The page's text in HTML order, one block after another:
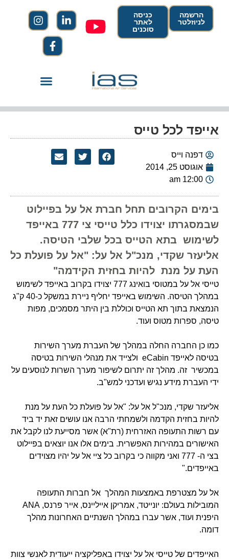
הרשמה
לניוזלטר
כניסה
לאתר
סוכנים
אייפד לכל טייס
דפנה וייס
אוגוסט 25, 2014
12:00 am
בימים הקרובים תחל חברת אל על בפיילוט
שבמסגרתו יצוידו כלל טייסי צי 777 באייפד
לשימוש בתא הטייס בכל שלבי הטיסה.
אליעזר שקדי, מנכ"ל אל על: "אל על פועלת כל
העת על מנת להיות בחזית הקידמה"
טייסי אל על במטוסי בואינג 777 יצוידו בקרוב באייפד לשימוש
במהלך הטיסה. השימוש באייפד יחליף ניירת במשקל כ-40 ק"ג
הנמצאת בתוך תא הטייס וכוללת בין היתר מסמכים, מפות
טיסה, ספרות מטוס ועוד.
כמו כן החברה החלה במהלך של העברת מערך השירות
בטיסה לאייפד eCabin ולצייד את מנהלי השירות בטיסה
במכשיר זה. מהלך זה יתרום לשיפור מערך השרות לנוסעים על
ידי העברת מידע נגיש ועדכני למש"ב.
אליעזר שקדי, מנכ"ל אל על: "אל על פועלת כל העת על מנת
להיות בחזית הקדמה ולשמחתי הרבה אנו עושים זאת יד ביד
עם רשות התעופה האזרחית (רת"א) אשר מסייעת לנו לקבל את
האישורים במהירות האפשרית. בימים אלו אנו יוצאים בפיילוט
בצי ה- 777 ואני מקווה כי בקרוב כל ציי אל על יהיו מצוידים
באייפדים."
אל על מצטרפת באמצעות המהלך אל חברות התעופה
המובילות בעולם: יונייטד, אמריקן אייליינס, אייר פרנס, ANA
היפנית ועוד, אשר עברו במהלך השנתיים האחרונות מהלך
דומה.
האייפדים של טייסי אל על יצוידו באפליקציה ייעודית לאנשי צוות